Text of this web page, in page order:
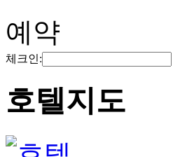
예약
체크인:
호텔지도